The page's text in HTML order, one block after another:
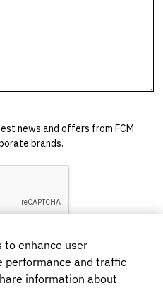
to enhance user
performance and traffic
information about